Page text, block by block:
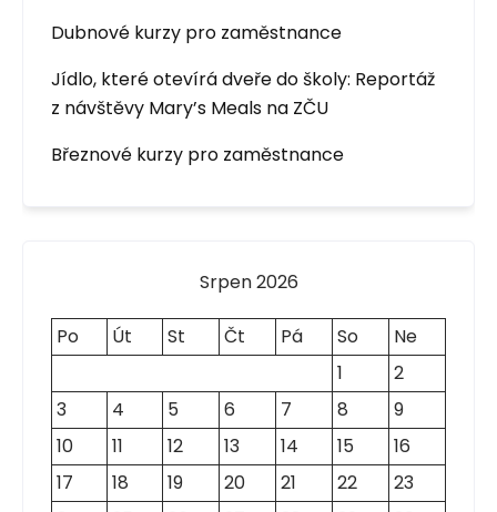
Dubnové kurzy pro zaměstnance
Jídlo, které otevírá dveře do školy: Reportáž
z návštěvy Mary’s Meals na ZČU
Březnové kurzy pro zaměstnance
Srpen 2026
Po Út St Čt Pá So
Ne
1
2
3
4 5 6 7 8
9
10
11 12 13 14 15
16
17
18 19 20 21 22
23